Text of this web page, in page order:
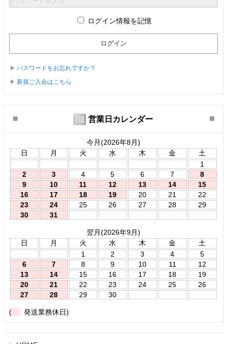
ログイン情報を記憶
パスワードをお忘れですか？
新規ご入会はこちら
営業日カレンダー
今月(2026年8月)
日
月 火 水 木 金
土
1
2
3 4 5 6 7
8
9
10 11 12 13 14
15
16
17 18 19 20 21
22
23
24 25 26 27 28
29
30
31
翌月(2026年9月)
日
月 火 水 木 金
土
1
2 3 4
5
6
7 8 9 10 11
12
13
14 15 16 17 18
19
20
21 22 23 24 25
26
27
28 29 30
( 発送業務休日)